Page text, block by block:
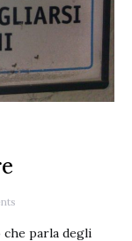
che parla degli